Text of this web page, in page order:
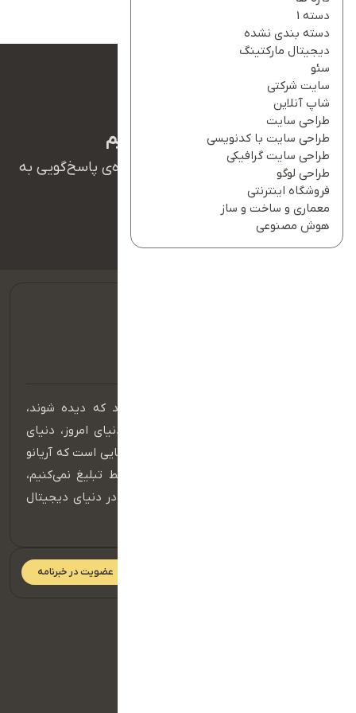
دسته 1
دسته بندی نشده
دیجیتال مارکتینگ
سئو
سایت شرکتی
شاپ آنلاین
طراحی سایت
طراحی سایت با کدنویسی
طراحی سایت گرافیکی
طراحی لوگو
فروشگاه اینترنتی
معماری و ساخت و ساز
هوش مصنوعی
ما بهت کمک میکنیم
همکاران ما در تیم پشتیبانی آریانو آماده‌ی پاسخ‌گویی به
در عصر دیجیتال، برندهایی موفق هستند که دیده شوند،
شنیده شوند و در ذهن مخاطب بمانند. دنیای امروز، دنیای
حضور مؤثر در فضای آنلاین است و اینجا جایی است که آریانو
قدرت واقعی خود را نشان می‌دهد. ما فقط تبلیغ نمی‌کنیم،
بلکه داستان برند شما را می‌سازیم و آن را در دنیای دیجیتال
عضویت در خبرنامه